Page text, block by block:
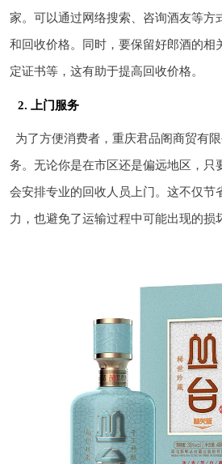
家。可以通过网络搜索、咨询酒友等方
和回收价格。同时，要保留好郎酒的相
定证书等，这有助于提高回收价格。
2. 上门服务
为了方便消费者，重庆君品阁商贸有
务。无论你是在市区还是偏远地区，只
会安排专业的回收人员上门。这不仅节
力，也避免了运输过程中可能出现的损